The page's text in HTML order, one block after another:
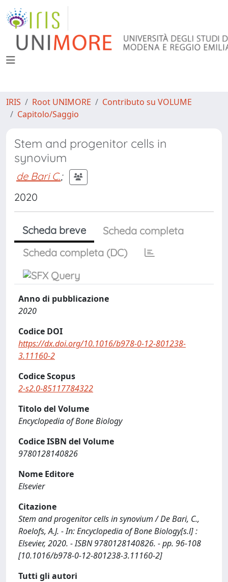
IRIS Root UNIMORE
Contributo su VOLUME
Capitolo/Saggio
Stem and progenitor cells in
synovium
de Bari C.;
2020
Scheda breve
Scheda completa
Scheda completa (DC)
Anno di pubblicazione
2020
Codice DOI
https://dx.doi.org/10.1016/b978-0-12-801238-
3.11160-2
Codice Scopus
2-s2.0-85117784322
Titolo del Volume
Encyclopedia of Bone Biology
Codice ISBN del Volume
9780128140826
Nome Editore
Elsevier
Citazione
Stem and progenitor cells in synovium / De Bari, C.,
Roelofs, A.J. - In: Encyclopedia of Bone Biology[s.l] :
Elsevier, 2020. - ISBN 9780128140826. - pp. 96-108
[10.1016/b978-0-12-801238-3.11160-2]
Tutti gli autori